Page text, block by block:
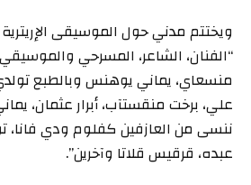
ويختتم مدني حول الموسيقى
“الفنان، الشاعر، المسرحي
منسعاي، يماني يوهنس وبالطبع
علي، برخت منقستآب، أبرار عثمان،
ننسى من العازفين كفلوم ودي فانا،
عبده، قرقيس قلاتا وآخرين”.